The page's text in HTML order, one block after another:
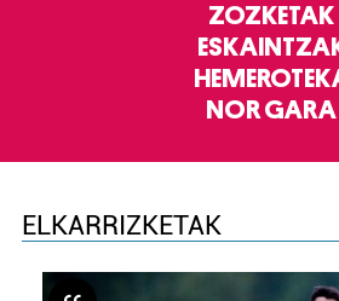
ZOZKETAK
NOR GARA
ELKARRIZKETAK